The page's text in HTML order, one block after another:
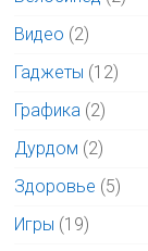
Видео (2)
Гаджеты (12)
Графика (2)
Дурдом (2)
Здоровье (5)
Игры (19)